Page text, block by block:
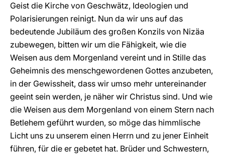
Geist die Kirche von Geschwätz, Ideologien und
Polarisierungen reinigt. Nun da wir uns auf das
bedeutende Jubiläum des großen Konzils von Nizäa
zubewegen, bitten wir um die Fähigkeit, wie die
Weisen aus dem Morgenland vereint und in Stille das
Geheimnis des menschgewordenen Gottes anzubeten,
in der Gewissheit, dass wir umso mehr untereinander
geeint sein werden, je näher wir Christus sind. Und wie
die Weisen aus dem Morgenland von einem Stern nach
Betlehem geführt wurden, so möge das himmlische
Licht uns zu unserem einen Herrn und zu jener Einheit
führen, für die er gebetet hat. Brüder und Schwestern,